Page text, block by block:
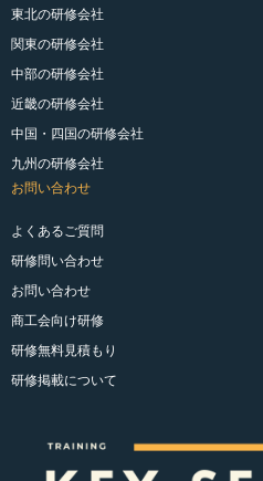
東北の研修会社
関東の研修会社
中部の研修会社
近畿の研修会社
中国・四国の研修会社
九州の研修会社
お問い合わせ
よくあるご質問
研修問い合わせ
お問い合わせ
商工会向け研修
研修無料見積もり
研修掲載について